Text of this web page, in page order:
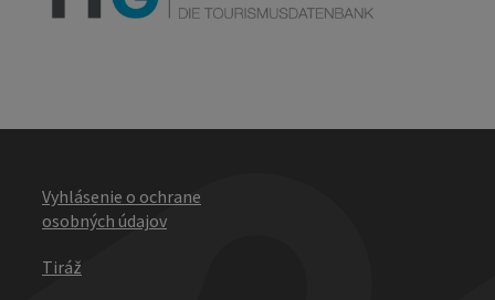
Vyhlásenie o ochrane
osobných údajov
Tiráž